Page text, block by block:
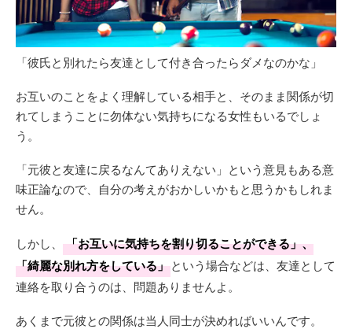
「彼氏と別れたら友達として付き合ったらダメなのかな」
お互いのことをよく理解している相手と、そのまま関係が切
れてしまうことに勿体ない気持ちになる女性もいるでしょ
う。
「元彼と友達に戻るなんてありえない」という意見もある意
味正論なので、自分の考えがおかしいかもと思うかもしれま
せん。
しかし、
「お互いに気持ちを割り切ることができる」、
「綺麗な別れ方をしている」という場合などは、友達として
連絡を取り合うのは、問題ありませんよ。
あくまで元彼との関係は当人同士が決めればいいんです。